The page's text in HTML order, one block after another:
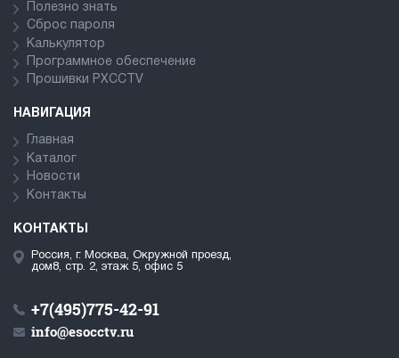
Полезно знать
Сброс пароля
Калькулятор
Программное обеспечение
Прошивки PXCCTV
НАВИГАЦИЯ
Главная
Каталог
Новости
Контакты
КОНТАКТЫ
Россия, г. Москва, Окружной проезд,
дом8, стр. 2, этаж 5, офис 5
+7(495)775-42-91
info@esocctv.ru